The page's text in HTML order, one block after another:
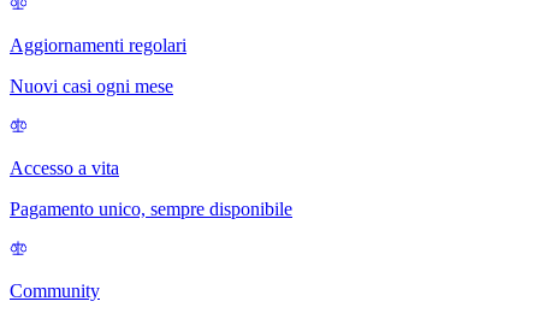
Aggiornamenti regolari
Nuovi casi ogni mese
Accesso a vita
Pagamento unico, sempre disponibile
Community